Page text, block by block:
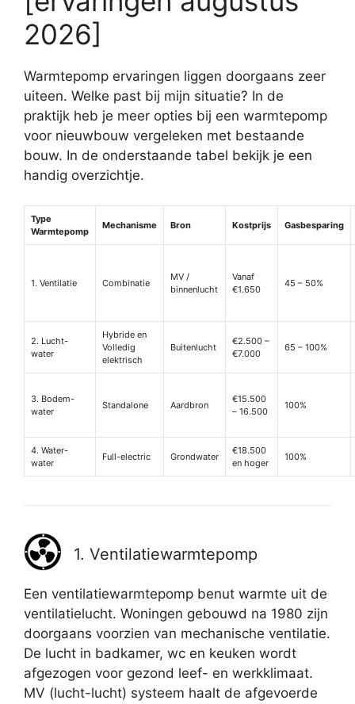
2026]
Warmtepomp ervaringen liggen doorgaans zeer
uiteen. Welke past bij mijn situatie? In de
praktijk heb je meer opties bij een warmtepomp
voor nieuwbouw vergeleken met bestaande
bouw. In de onderstaande tabel bekijk je een
handig overzichtje.
Type
Warmtepomp
Mechanisme Bron Kostprijs Gasbesparing
1. Ventilatie Combinatie
MV /
binnenlucht
Vanaf
€1.650
45 – 50%
2. Lucht-
water
Hybride en
Volledig
elektrisch
Buitenlucht
€2.500 –
€7.000
65 – 100%
3. Bodem-
water
Standalone Aardbron
€15.500
– 16.500
100%
4. Water-
water
Full-electric Grondwater
€18.500
en hoger
100%
1. Ventilatiewarmtepomp
Een ventilatiewarmtepomp benut warmte uit de
ventilatielucht. Woningen gebouwd na 1980 zijn
doorgaans voorzien van mechanische ventilatie.
De lucht in badkamer, wc en keuken wordt
afgezogen voor gezond leef- en werkklimaat.
MV (lucht-lucht) systeem haalt de afgevoerde